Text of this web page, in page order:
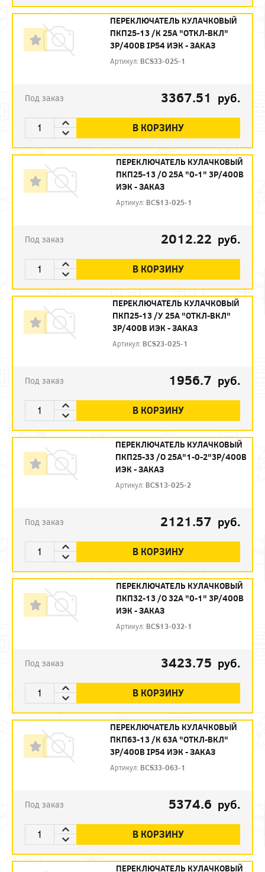
ПЕРЕКЛЮЧАТЕЛЬ КУЛАЧКОВЫЙ
ПКП25-13 /К 25А "ОТКЛ-ВКЛ"
3Р/400В IP54 ИЭК - ЗАКАЗ
Артикул: BCS33-025-1
Под заказ 3367.51 руб.
В КОРЗИНУ
ПЕРЕКЛЮЧАТЕЛЬ КУЛАЧКОВЫЙ
ПКП25-13 /О 25А "0-1" 3Р/400В
ИЭК - ЗАКАЗ
Артикул: BCS13-025-1
Под заказ 2012.22 руб.
В КОРЗИНУ
ПЕРЕКЛЮЧАТЕЛЬ КУЛАЧКОВЫЙ
ПКП25-13 /У 25А "ОТКЛ-ВКЛ"
3Р/400В ИЭК - ЗАКАЗ
Артикул: BCS23-025-1
Под заказ 1956.7 руб.
В КОРЗИНУ
ПЕРЕКЛЮЧАТЕЛЬ КУЛАЧКОВЫЙ
ПКП25-33 /О 25А"1-0-2"3Р/400В
ИЭК - ЗАКАЗ
Артикул: BCS13-025-2
Под заказ 2121.57 руб.
В КОРЗИНУ
ПЕРЕКЛЮЧАТЕЛЬ КУЛАЧКОВЫЙ
ПКП32-13 /О 32А "0-1" 3Р/400В
ИЭК - ЗАКАЗ
Артикул: BCS13-032-1
Под заказ 3423.75 руб.
В КОРЗИНУ
ПЕРЕКЛЮЧАТЕЛЬ КУЛАЧКОВЫЙ
ПКП63-13 /К 63А "ОТКЛ-ВКЛ"
3Р/400В IP54 ИЭК - ЗАКАЗ
Артикул: BCS33-063-1
Под заказ 5374.6 руб.
В КОРЗИНУ
ПЕРЕКЛЮЧАТЕЛЬ КУЛАЧКОВЫЙ